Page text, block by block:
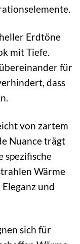
Erdtöne
mit Tiefe.
für
dass
von zartem
Nuance trägt
spezifische
Wärme
und
sich für